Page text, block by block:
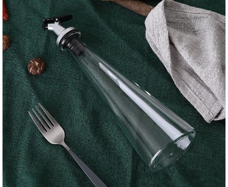
olla kiireinen keittiössä ruoanlaiton aikana.
INTOWALK lasikotituotteiden sähköisen
kaupankäynnin alustan toimitusketju.